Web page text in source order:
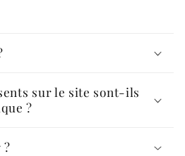
sur le site sont-ils
?